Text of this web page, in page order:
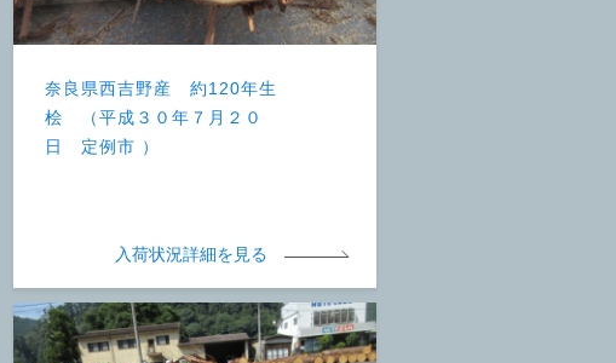
奈良県西吉野産 約120年生
桧 （平成３０年７月２０
日 定例市 ）
入荷状況詳細を見る